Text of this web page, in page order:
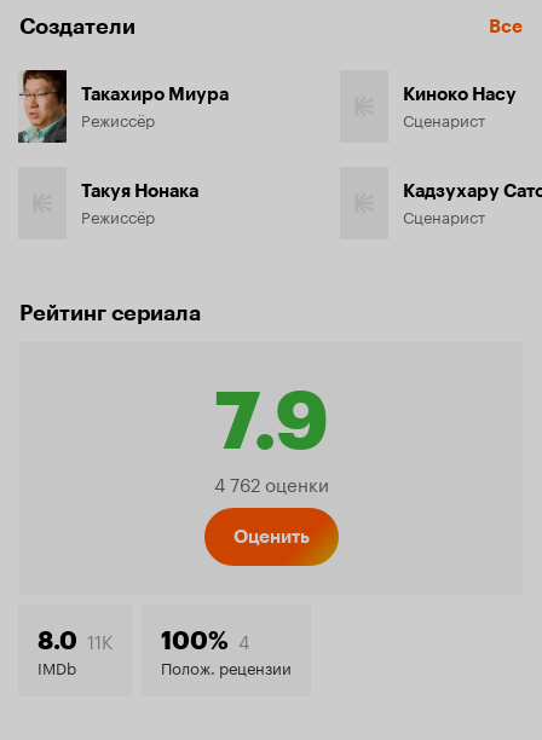
Создатели Все
Такахиро Миура
Режиссёр
Такуя Нонака
Режиссёр
Киноко Насу
Сценарист
Кадзухару
Сценарист
Рейтинг сериала
7.9
Рейтинг
7.9
4 762 оценки
Оценить
8.0 11K
IMDb
100% 4
Полож. рецензии